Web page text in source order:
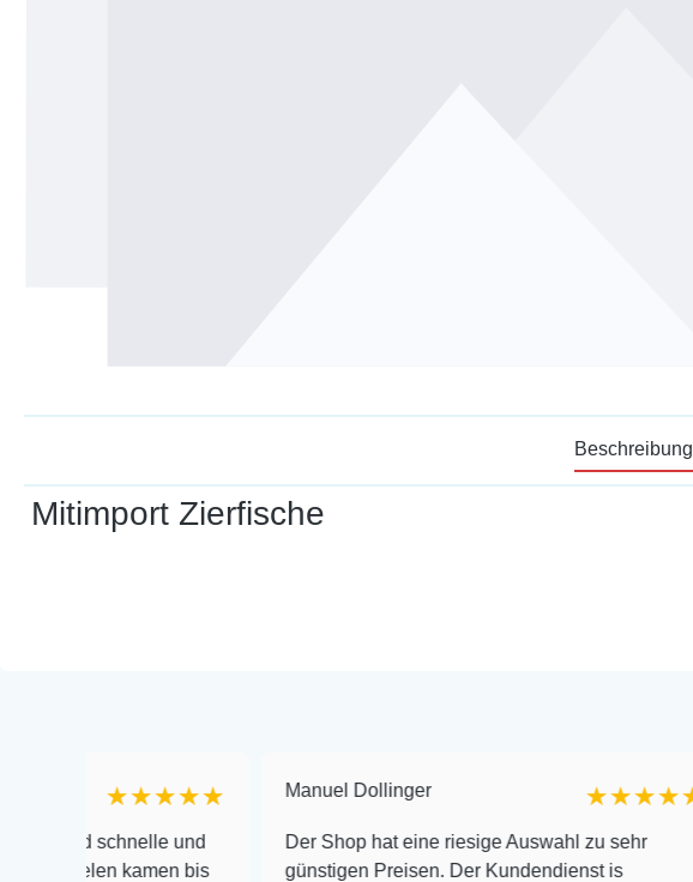
Beschreibung
Mitimport Zierfische
★★★★★
schnelle und
kamen bis
Manuel Dollinger ★★★★★
Der Shop hat eine riesige Auswahl zu sehr
günstigen Preisen. Der Kundendienst is